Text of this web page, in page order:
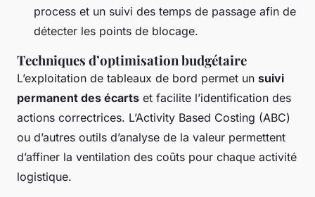
process et un suivi des temps de passage afin de
détecter les points de blocage.
Techniques d’optimisation budgétaire
L’exploitation de tableaux de bord permet un suivi
permanent des écarts et facilite l’identification des
actions correctrices. L’Activity Based Costing (ABC)
ou d’autres outils d’analyse de la valeur permettent
d’affiner la ventilation des coûts pour chaque activité
logistique.